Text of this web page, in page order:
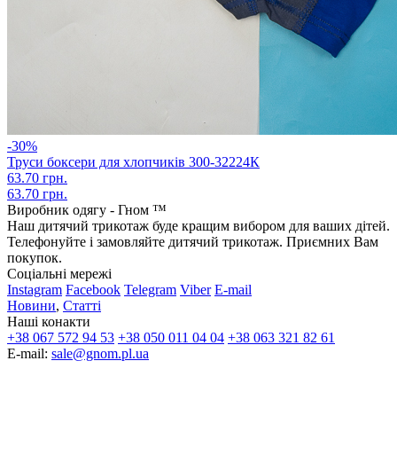
-30%
Труси боксери для хлопчиків 300-32224К
63.70 грн.
63.70 грн.
Виробник одягу - Гном ™
Наш дитячий трикотаж буде кращим вибором для ваших дітей.
Телефонуйте і замовляйте дитячий трикотаж. Приємних Вам
покупок.
Соціальні мережі
Instagram Facebook Telegram Viber E-mail
Новини, Статті
Наші конакти
+38 067 572 94 53 +38 050 011 04 04 +38 063 321 82 61
E-mail: sale@gnom.pl.ua